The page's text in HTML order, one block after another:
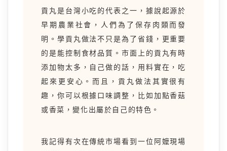
貢丸是台灣小吃的代表之一，據說起源於
早期農業社會，人們為了保存肉類而發
明。學貢丸做法不只是為了省錢，更重要
的是能控制食材品質。市面上的貢丸有時
添加物太多，自己做的話，用料實在，吃
起來更安心。而且，貢丸做法其實很有
趣，你可以根據口味調整，比如加點香菇
或香菜，變化出屬於自己的特色。
我記得有次在傳統市場看到一位阿嬤現場